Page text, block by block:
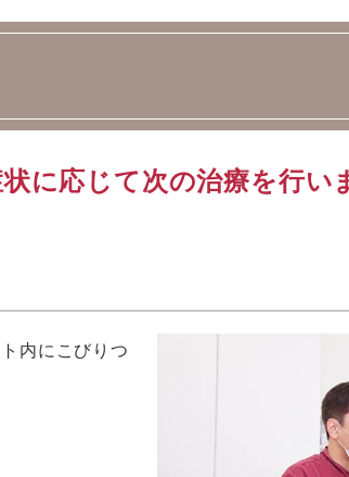
に応じて次の治療を行い
内にこびりつ